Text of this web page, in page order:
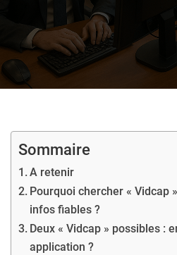
Sommaire
A retenir
Pourquoi chercher « Vidcap
infos fiables ?
Deux « Vidcap » possibles :
application ?